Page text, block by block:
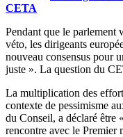
CETA
Pendant que le parlement
véto, les dirigeants
nouveau consensus pour
juste ». La question du
La multiplication des
contexte de pessimisme
du Conseil, a déclaré être
rencontre avec le Premier